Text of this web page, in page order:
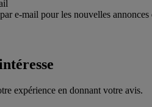
e-mail pour les nouvelles
expérience en donnant votre avis.